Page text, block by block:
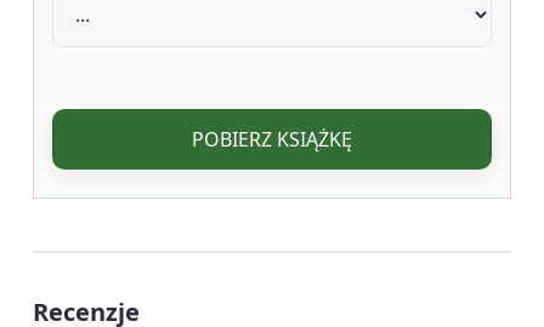
POBIERZ KSIĄŻKĘ
Recenzje